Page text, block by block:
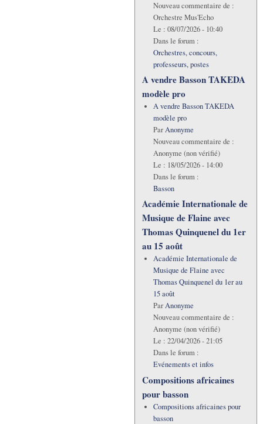
Nouveau commentaire de :
Orchestre Mus'Echo
Le : 08/07/2026 - 10:40
Dans le forum :
Orchestres, concours,
professeurs, postes
A vendre Basson TAKEDA
modèle pro
A vendre Basson TAKEDA
modèle pro
ParAnonyme
Nouveau commentaire de :
Anonyme (non vérifié)
Le : 18/05/2026 - 14:00
Dans le forum :
Basson
Académie Internationale de
Musique de Flaine avec
Thomas Quinquenel du 1er
au 15 août
Académie Internationale de
Musique de Flaine avec
Thomas Quinquenel du 1er au
15 août
ParAnonyme
Nouveau commentaire de :
Anonyme (non vérifié)
Le : 22/04/2026 - 21:05
Dans le forum :
Evénements et infos
Compositions africaines
pour basson
Compositions africaines pour
basson